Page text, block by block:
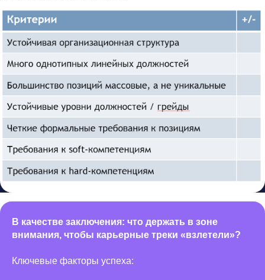
В качестве заключения: что держать в зоне
внимания, чтобы карьерные треки «взлетели»?
Ключевые факторы успеха:
Обратный звонок
Если у васвозникли
вопросыили требуется
дополнительная
информация,
менеджер вам поможет
Контакты
уязвимости
О нас
Enterprise Кейсы
Меню Ресурсы Продукты
Для клиентов
Websoft HCM